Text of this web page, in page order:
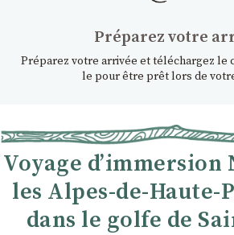
Préparez votre
Préparez votre arrivée et téléchargez le
le pour être prêt lors de
Voyage d’immersion
les Alpes-de-Haute-
dans le golfe de